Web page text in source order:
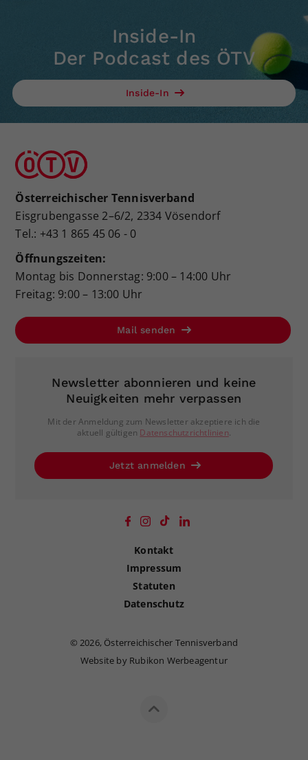
Inside-In
Der Podcast des ÖTV
Inside-In
Österreichischer Tennisverband
Eisgrubengasse 2–6/2, 2334 Vösendorf
Tel.: +43 1 865 45 06 - 0
Öffnungszeiten:
Montag bis Donnerstag: 9:00 – 14:00 Uhr
Freitag: 9:00 – 13:00 Uhr
Mail senden
Newsletter abonnieren und keine
Neuigkeiten mehr verpassen
Mit der Anmeldung zum Newsletter akzeptiere ich die
aktuell gültigen Datenschutzrichtlinien.
Jetzt anmelden
Kontakt
Impressum
Statuten
Datenschutz
©2026, Österreichischer Tennisverband
Website by Rubikon Werbeagentur